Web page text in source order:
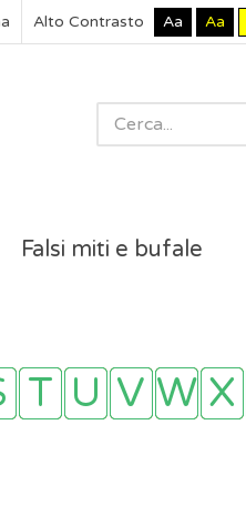
Alto Contrasto Aa Aa
Falsi miti e bufale